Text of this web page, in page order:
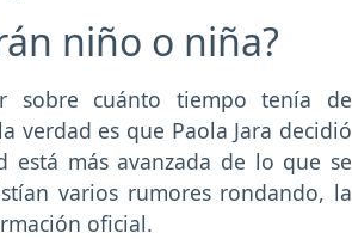
niño o niña?
sobre cuánto tiempo tenía de
verdad es que Paola Jara decidió
está más avanzada de lo que se
varios rumores rondando, la
oficial.